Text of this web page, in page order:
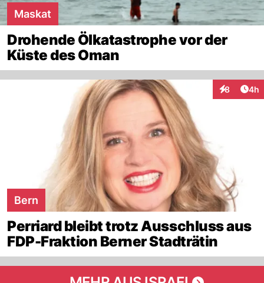
Maskat
Drohende Ölkatastrophe vor der
Küste des Oman
8 4h
Bern
Perriard bleibt trotz Ausschluss aus
FDP-Fraktion Berner Stadträtin